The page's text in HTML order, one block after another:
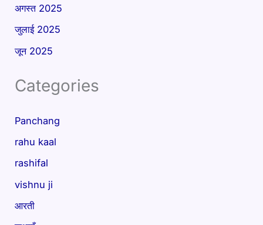
अगस्त 2025
जुलाई 2025
जून 2025
Categories
Panchang
rahu kaal
rashifal
vishnu ji
आरती